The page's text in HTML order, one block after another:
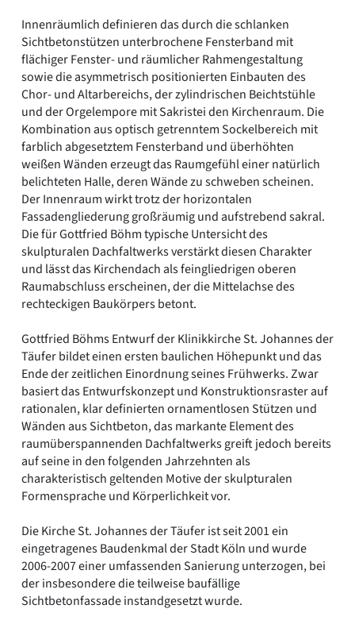
Innenräumlich definieren das durch die schlanken
Sichtbetonstützen unterbrochene Fensterband mit
flächiger Fenster- und räumlicher Rahmengestaltung
sowie die asymmetrisch positionierten Einbauten des
Chor- und Altarbereichs, der zylindrischen Beichtstühle
und der Orgelempore mit Sakristei den Kirchenraum. Die
Kombination aus optisch getrenntem Sockelbereich mit
farblich abgesetztem Fensterband und überhöhten
weißen Wänden erzeugt das Raumgefühl einer natürlich
belichteten Halle, deren Wände zu schweben scheinen.
Der Innenraum wirkt trotz der horizontalen
Fassadengliederung großräumig und aufstrebend sakral.
Die für Gottfried Böhm typische Untersicht des
skulpturalen Dachfaltwerks verstärkt diesen Charakter
und lässt das Kirchendach als feingliedrigen oberen
Raumabschluss erscheinen, der die Mittelachse des
rechteckigen Baukörpers betont.
Gottfried Böhms Entwurf der Klinikkirche St. Johannes der
Täufer bildet einen ersten baulichen Höhepunkt und das
Ende der zeitlichen Einordnung seines Frühwerks. Zwar
basiert das Entwurfskonzept und Konstruktionsraster auf
rationalen, klar definierten ornamentlosen Stützen und
Wänden aus Sichtbeton, das markante Element des
raumüberspannenden Dachfaltwerks greift jedoch bereits
auf seine in den folgenden Jahrzehnten als
charakteristisch geltenden Motive der skulpturalen
Formensprache und Körperlichkeit vor.
Die Kirche St. Johannes der Täufer ist seit 2001 ein
eingetragenes Baudenkmal der Stadt Köln und wurde
2006-2007 einer umfassenden Sanierung unterzogen, bei
der insbesondere die teilweise baufällige
Sichtbetonfassade instandgesetzt wurde.